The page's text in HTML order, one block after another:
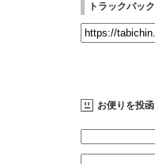
トラックバッ
お便りを投